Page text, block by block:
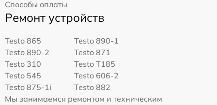
Способы оплаты
Ремонт устройств
Testo 865
Testo 890-1
Testo 890-2
Testo 871
Testo 310
Testo T185
Testo 545
Testo 606-2
Testo 875-1i
Testo 882
Мы занимаемся ремонтом и техническим